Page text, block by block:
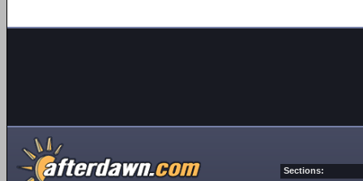
Sections: